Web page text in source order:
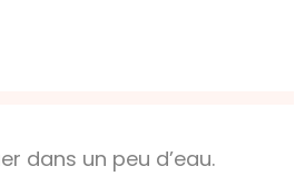
dans un peu d’eau.